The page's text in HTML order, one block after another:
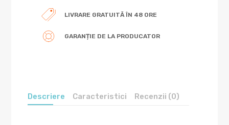
LIVRARE GRATUITĂ ÎN 48 ORE
GARANȚIE DE LA PRODUCATOR
Descriere Caracteristici Recenzii (0)